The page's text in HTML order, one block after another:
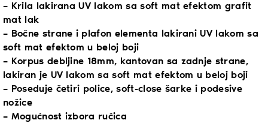
– Krila lakirana UV lakom sa soft mat efektom grafit
mat lak
– Bočne strane i plafon elementa lakirani UV lakom sa
soft mat efektom u beloj boji
– Korpus debljine 18mm, kantovan sa zadnje strane,
lakiran je UV lakom sa soft mat efektom u beloj boji
– Poseduje četiri police, soft-close šarke i podesive
nožice
– Mogućnost izbora ručica